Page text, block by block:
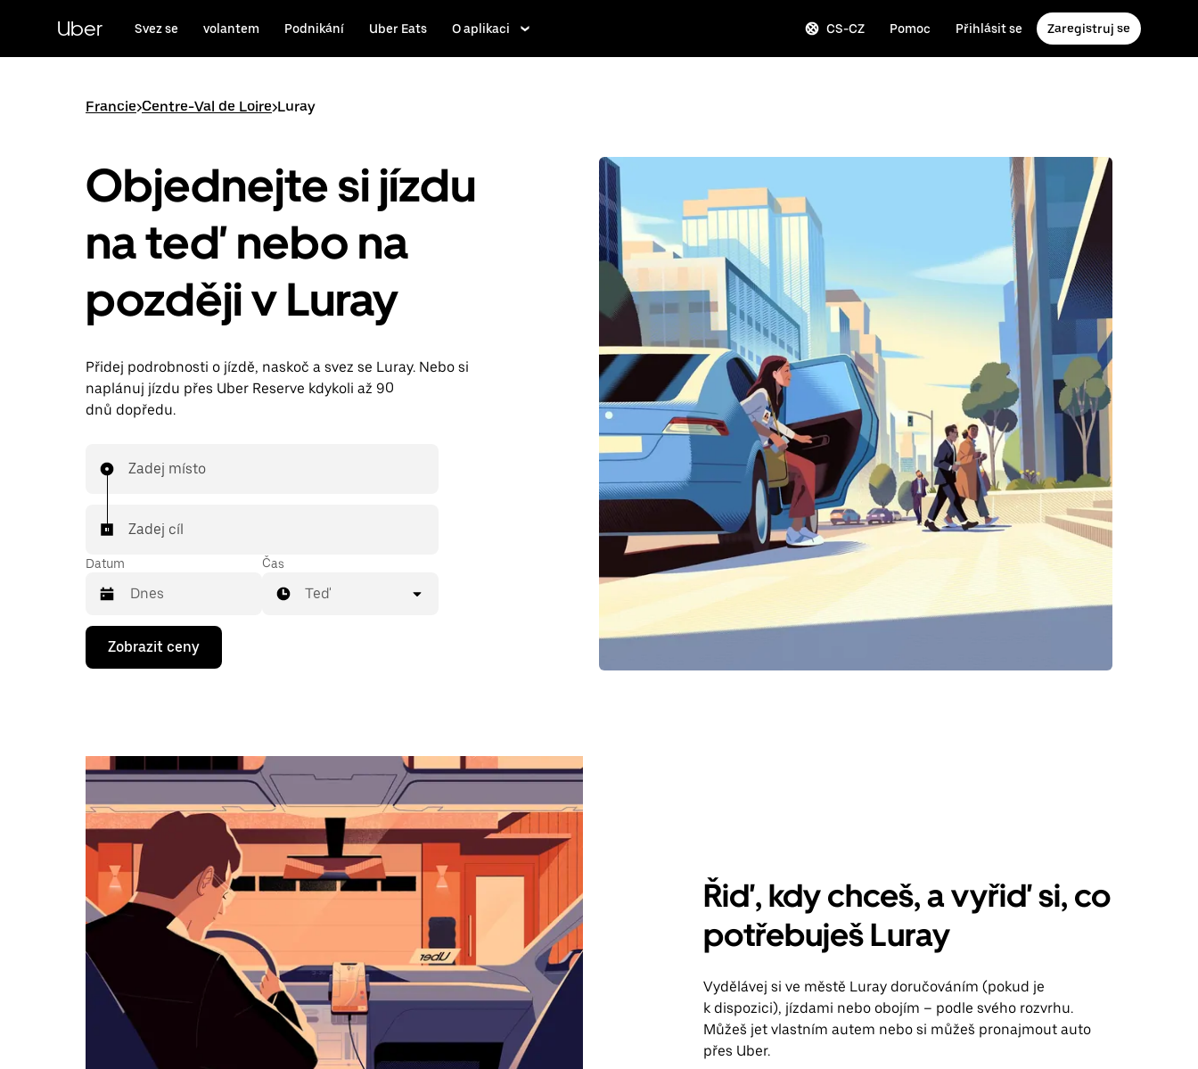
obsah
Uber Svez se volantem Podnikání Uber Eats O aplikaci CS-CZ Pomoc Přihlásit se Zaregistruj se
Francie>Centre-Val de Loire>Luray
Objednejte si jízdu
na teď nebo na
později v Luray
Přidej podrobnosti o jízdě, naskoč a svez se Luray. Nebo si
naplánuj jízdu přes Uber Reserve kdykoli až 90
dnů dopředu.
Zadej místo
Zadej cíl
Datum
Stisknutím
klávesy
se
vybrat
datum.
klávesy
Esc
zavřeš
kalendář.
Čas
Teď
Zobrazit ceny
Řiď, kdy chceš, a vyřiď si, co
potřebuješ Luray
Vydělávej si ve městě Luray doručováním (pokud je
k dispozici), jízdami nebo obojím – podle svého rozvrhu.
Můžeš jet vlastním autem nebo si můžeš pronajmout auto
přes Uber.